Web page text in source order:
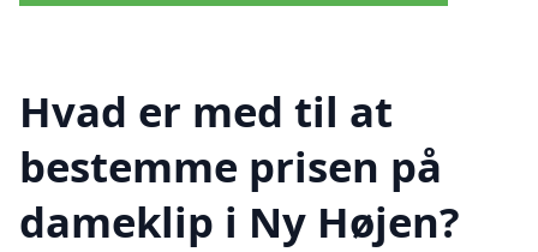
Hvad er med til at
bestemme prisen på
dameklip i Ny Højen?